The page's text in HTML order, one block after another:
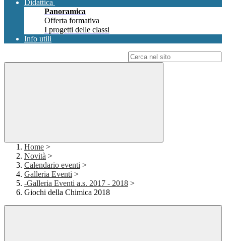
Didattica
Panoramica
Offerta formativa
I progetti delle classi
Info utili
Home >
Novità >
Calendario eventi >
Galleria Eventi >
-Galleria Eventi a.s. 2017 - 2018 >
Giochi della Chimica 2018